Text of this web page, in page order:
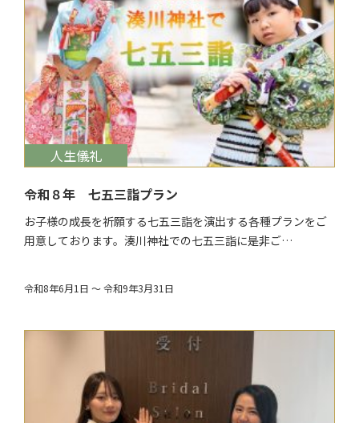
$target_date
人生儀礼
令和８年 七五三詣プラン
お子様の成長を祈願する七五三詣を演出する各種プランをご
用意しております。湊川神社での七五三詣に是非ご…
令和8年6月1日 ～ 令和9年3月31日